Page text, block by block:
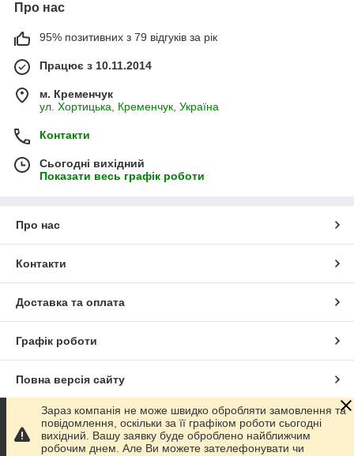
Про нас
95% позитивних з 79 відгуків за рік
Працює з 10.11.2014
м. Кременчук
ул. Хортицька, Кременчук, Україна
Контакти
Сьогодні вихідний
Показати весь графік роботи
Про нас
Контакти
Доставка та оплата
Графік роботи
Повна версія сайту
Сайт створено на маркетплейсіProm.ua
Зараз компанія не може швидко обробляти замовлення та
повідомлення, оскільки за її графіком роботи сьогодні
вихідний. Вашу заявку буде оброблено найближчим
робочим днем. Але Ви можете зателефонувати чи